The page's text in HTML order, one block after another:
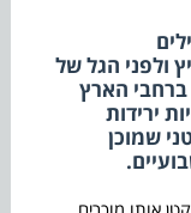
ולפני הגל של
ברחבי הארץ
ירידות
שמוכן